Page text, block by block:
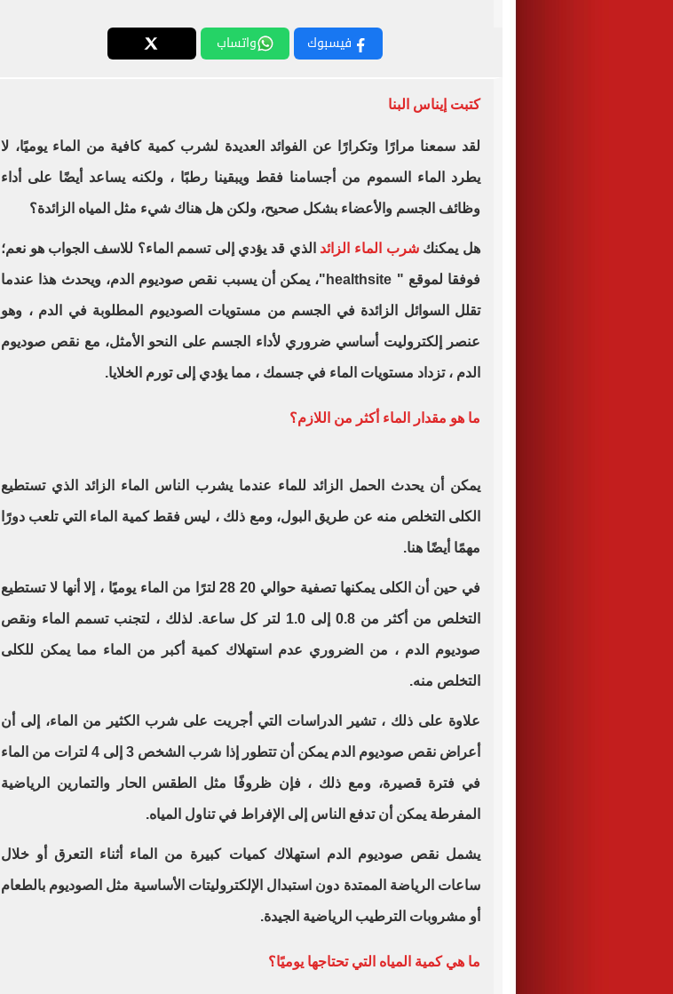
فيسبوك واتساب
كتبت إيناس البنا
لقد سمعنا مرارًا وتكرارًا عن الفوائد العديدة لشرب كمية كافية من الماء يوميًا، لا
يطرد الماء السموم من أجسامنا فقط ويبقينا رطبًا ، ولكنه يساعد أيضًا على أداء
وظائف الجسم والأعضاء بشكل صحيح، ولكن هل هناك شيء مثل المياه الزائدة؟
هل يمكنكشرب الماء الزائد الذي قد يؤدي إلى تسمم الماء؟ للاسف الجواب هو نعم؛
فوفقا لموقع " healthsite "، يمكن أن يسبب نقص صوديوم الدم، ويحدث هذا عندما
تقلل السوائل الزائدة في الجسم من مستويات الصوديوم المطلوبة في الدم ، وهو
عنصر إلكتروليت أساسي ضروري لأداء الجسم على النحو الأمثل، مع نقص صوديوم
الدم ، تزداد مستويات الماء في جسمك ، مما يؤدي إلى تورم الخلايا.
ما هو مقدار الماء أكثر من اللازم؟
يمكن أن يحدث الحمل الزائد للماء عندما يشرب الناس الماء الزائد الذي تستطيع
الكلى التخلص منه عن طريق البول، ومع ذلك ، ليس فقط كمية الماء التي تلعب دورًا
مهمًا أيضًا هنا.
في حين أن الكلى يمكنها تصفية حوالي 20 28 لترًا من الماء يوميًا ، إلا أنها لا تستطيع
التخلص من أكثر من 0.8 إلى 1.0 لتر كل ساعة. لذلك ، لتجنب تسمم الماء ونقص
صوديوم الدم ، من الضروري عدم استهلاك كمية أكبر من الماء مما يمكن للكلى
التخلص منه.
علاوة على ذلك ، تشير الدراسات التي أجريت على شرب الكثير من الماء، إلى أن
أعراض نقص صوديوم الدم يمكن أن تتطور إذا شرب الشخص 3 إلى 4 لترات من الماء
في فترة قصيرة، ومع ذلك ، فإن ظروفًا مثل الطقس الحار والتمارين الرياضية
المفرطة يمكن أن تدفع الناس إلى الإفراط في تناول المياه.
يشمل نقص صوديوم الدم استهلاك كميات كبيرة من الماء أثناء التعرق أو خلال
ساعات الرياضة الممتدة دون استبدال الإلكتروليتات الأساسية مثل الصوديوم بالطعام
أو مشروبات الترطيب الرياضية الجيدة.
ما هي كمية المياه التي تحتاجها يوميًا؟